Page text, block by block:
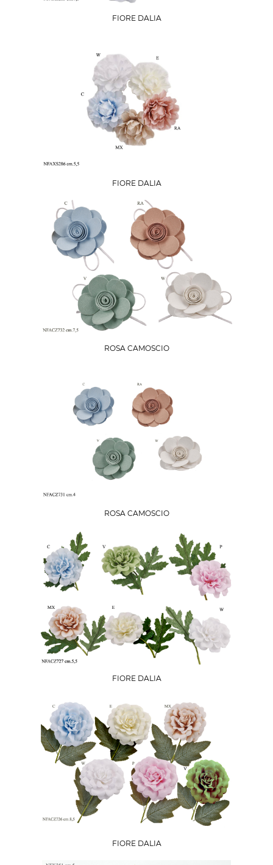
FIORE DALIA
FIORE DALIA
ROSA CAMOSCIO
ROSA CAMOSCIO
FIORE DALIA
FIORE DALIA